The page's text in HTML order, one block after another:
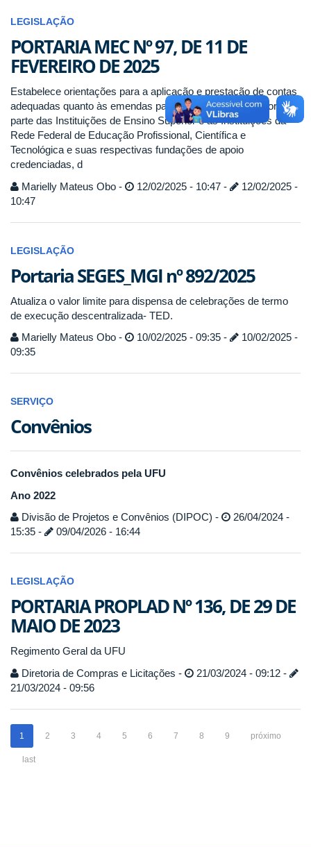
LEGISLAÇÃO
PORTARIA MEC Nº 97, DE 11 DE
FEVEREIRO DE 2025
Estabelece orientações para a aplicação e prestação de contas
adequadas quanto às emendas parlamentares federais por
parte das Instituições de Ensino Superior e as Instituições da
Rede Federal de Educação Profissional, Científica e
Tecnológica e suas respectivas fundações de apoio
credenciadas, d
Marielly Mateus Obo -
12/02/2025 - 10:47 -
12/02/2025 -
10:47
LEGISLAÇÃO
Portaria SEGES_MGI nº 892/2025
Atualiza o valor limite para dispensa de celebrações de termo
de execução descentralizada- TED.
Marielly Mateus Obo -
10/02/2025 - 09:35 -
10/02/2025 -
09:35
SERVIÇO
Convênios
Convênios celebrados pela UFU
Ano 2022
Divisão de Projetos e Convênios (DIPOC) -
26/04/2024 -
15:35 -
09/04/2026 - 16:44
LEGISLAÇÃO
PORTARIA PROPLAD Nº 136, DE 29 DE
MAIO DE 2023
Regimento Geral da UFU
Diretoria de Compras e Licitações -
21/03/2024 - 09:12 -
21/03/2024 - 09:56
1 2 3 4 5 6 7 8 9 próximo
last